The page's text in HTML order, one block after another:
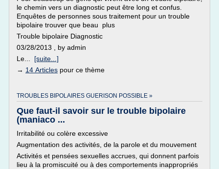
le chemin vers un diagnostic peut être long et confus.
Enquêtes de personnes sous traitement pour un trouble
bipolaire trouver que beau plus
Trouble bipolaire Diagnostic
03/28/2013 , by admin
Le... [suite...]
→ 14 Articles pour ce thème
TROUBLES BIPOLAIRES GUERISON POSSIBLE »
Que faut-il savoir sur le trouble bipolaire
(maniaco ...
Irritabilité ou colère excessive
Augmentation des activités, de la parole et du mouvement
Activités et pensées sexuelles accrues, qui donnent parfois
lieu à la promiscuité ou à des comportements inappropriés